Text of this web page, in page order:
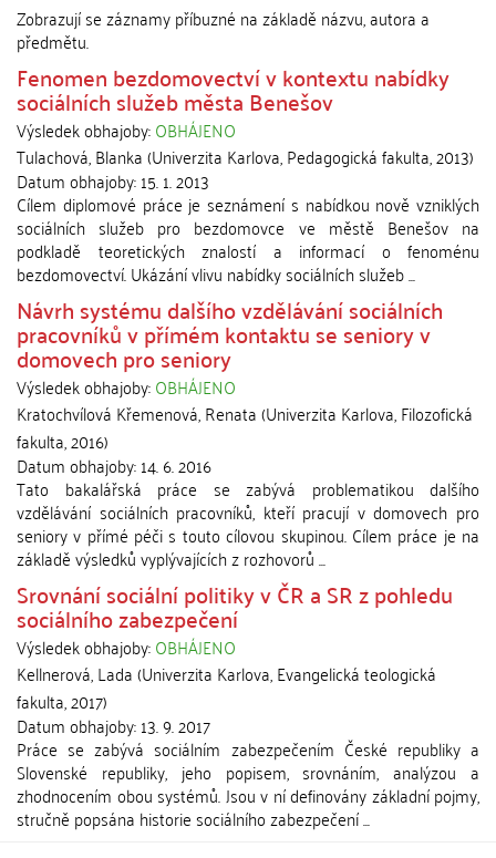
Zobrazují se záznamy příbuzné na základě názvu, autora a
předmětu.
Fenomen bezdomovectví v kontextu nabídky
sociálních služeb města Benešov
Výsledek obhajoby:OBHÁJENO
Tulachová, Blanka(Univerzita Karlova, Pedagogická fakulta,2013)
Datum obhajoby:15. 1. 2013
Cílem diplomové práce je seznámení s nabídkou nově vzniklých
sociálních služeb pro bezdomovce ve městě Benešov na
podkladě teoretických znalostí a informací o fenoménu
bezdomovectví. Ukázání vlivu nabídky sociálních služeb ...
Návrh systému dalšího vzdělávání sociálních
pracovníků v přímém kontaktu se seniory v
domovech pro seniory
Výsledek obhajoby:OBHÁJENO
Kratochvílová Křemenová, Renata(Univerzita Karlova, Filozofická
fakulta,2016)
Datum obhajoby:14. 6. 2016
Tato bakalářská práce se zabývá problematikou dalšího
vzdělávání sociálních pracovníků, kteří pracují v domovech pro
seniory v přímé péči s touto cílovou skupinou. Cílem práce je na
základě výsledků vyplývajících z rozhovorů ...
Srovnání sociální politiky v ČR a SR z pohledu
sociálního zabezpečení
Výsledek obhajoby:OBHÁJENO
Kellnerová, Lada(Univerzita Karlova, Evangelická teologická
fakulta,2017)
Datum obhajoby:13. 9. 2017
Práce se zabývá sociálním zabezpečením České republiky a
Slovenské republiky, jeho popisem, srovnáním, analýzou a
zhodnocením obou systémů. Jsou v ní definovány základní pojmy,
stručně popsána historie sociálního zabezpečení ...